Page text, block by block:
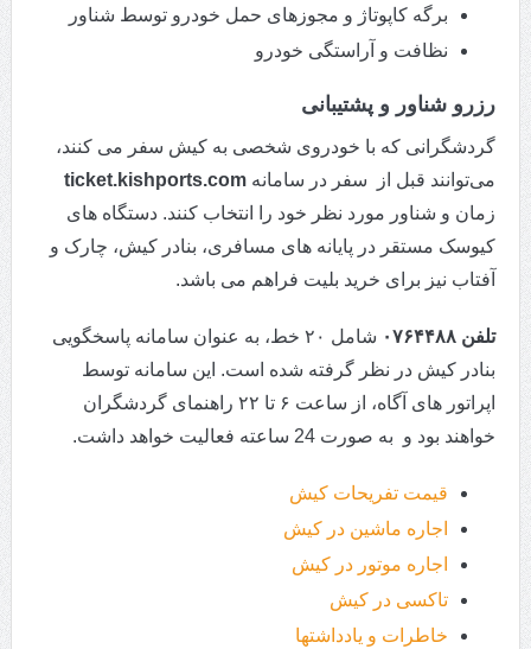
برگه کاپوتاژ و مجوزهای حمل خودرو توسط شناور
نظافت و آراستگی خودرو
رزرو شناور و پشتیبانی
گردشگرانی که با خودروی شخصی به کیش سفر می کنند،
می‌توانند قبل از سفر در سامانه ticket.kishports.com
زمان و شناور مورد نظر خود را انتخاب کنند. دستگاه های
کیوسک مستقر در پایانه های مسافری، بنادر کیش، چارک و
آفتاب نیز برای خرید بلیت فراهم می باشد.
تلفن ۰۷۶۴۴۸۸
شامل ۲۰ خط، به عنوان سامانه پاسخگویی
بنادر کیش در نظر گرفته شده است. این سامانه توسط
اپراتور های آگاه، از ساعت ۶ تا ۲۲ راهنمای گردشگران
خواهند بود و به صورت 24 ساعته فعالیت خواهد داشت.
قیمت تفریحات کیش
اجاره ماشین در کیش
اجاره موتور در کیش
تاکسی در کیش
خاطرات و یادداشتها